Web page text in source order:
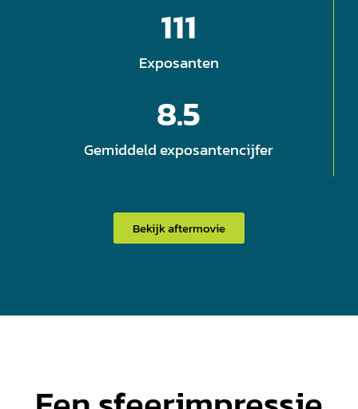
Exposanten
111
Gemiddeld exposantencijfer
8.5
Bekijk aftermovie